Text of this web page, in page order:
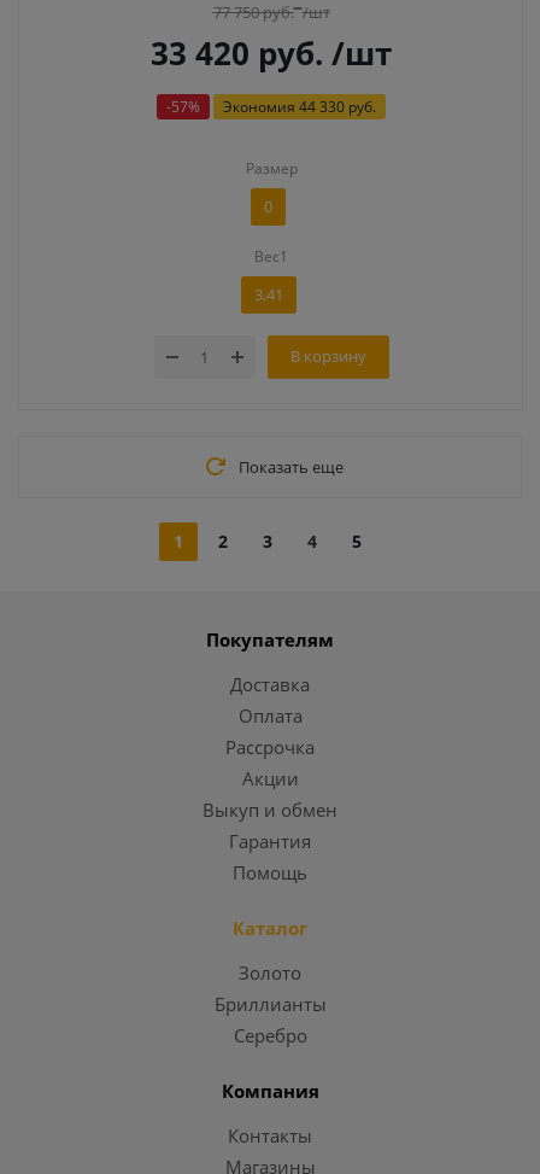
77 750руб. /шт
33 420 руб. /шт
-57% Экономия 44 330 руб.
Размер
0
Вес1
3,41
В корзину
Показать еще
1 2 3 4 5
Покупателям
Доставка
Оплата
Рассрочка
Акции
Выкуп и обмен
Гарантия
Помощь
Каталог
Золото
Бриллианты
Серебро
Компания
Контакты
Магазины